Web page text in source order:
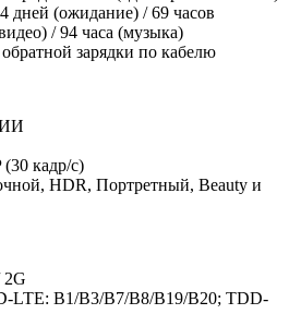
дней (ожидание) / 69 часов
/ 94 часа (музыка)
зарядки по кабелю
ИИ
(30 кадр/с)
HDR, Портретный, Beauty и
2G
LTE: B1/B3/B7/B8/B19/B20; TDD-